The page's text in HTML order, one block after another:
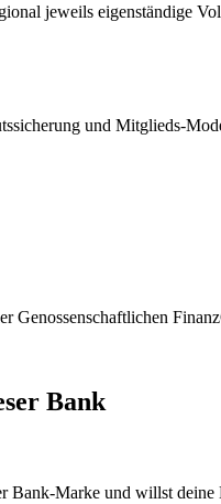
jeweils eigenständige
und Mitglieds-
Genossenschaftlichen
Bank
Bank-Marke und willst